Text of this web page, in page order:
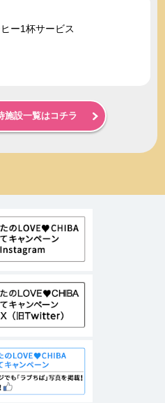
ー1杯サービス
施設一覧はコチラ